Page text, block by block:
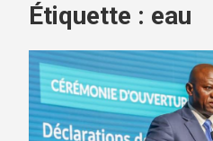
Étiquette : eau